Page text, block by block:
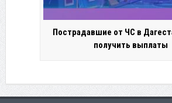
Пострадавшие от ЧС в
получить выплаты